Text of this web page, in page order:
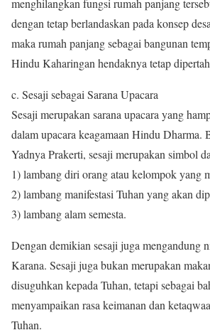
menghilangkan fungsi rumah panjang
dengan tetap berlandaskan pada konsep
maka rumah panjang sebagai bangunan
Hindu Kaharingan hendaknya tetap
c. Sesaji sebagai Sarana Upacara
Sesaji merupakan sarana upacara yang
dalam upacara keagamaan Hindu Dharma.
Yadnya Prakerti, sesaji merupakan simbol
1) lambang diri orang atau kelompok yang
2) lambang manifestasi Tuhan yang akan
3) lambang alam semesta.
Dengan demikian sesaji juga mengandung
Karana. Sesaji juga bukan merupakan
disuguhkan kepada Tuhan, tetapi sebagai
menyampaikan rasa keimanan dan
Tuhan.